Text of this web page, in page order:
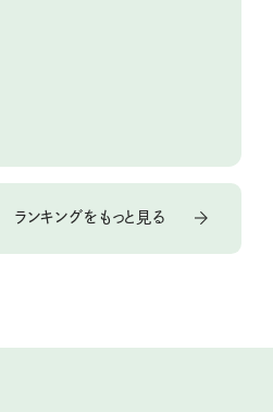
ランキングをもっと見る